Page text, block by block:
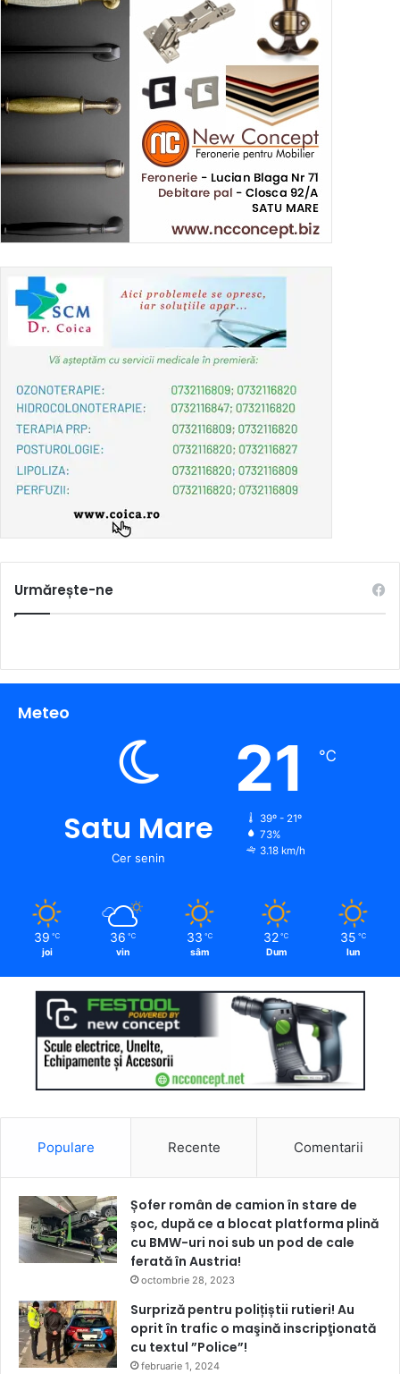
Urmărește-ne
Meteo
Satu Mare
Cer senin
21 ℃
39º - 21º
73%
3.18 km/h
39 ℃
joi
36 ℃
vin
33 ℃
sâm
32 ℃
Dum
35 ℃
lun
Populare Recente Comentarii
Șofer român de camion în stare de
șoc, după ce a blocat platforma plină
cu BMW-uri noi sub un pod de cale
ferată în Austria!
octombrie 28, 2023
Surpriză pentru polițiștii rutieri! Au
oprit în trafic o maşină inscripţionată
cu textul ”Police”!
februarie 1, 2024